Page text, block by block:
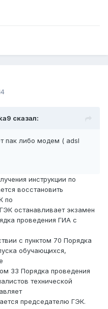
сказал:
пак либо модем ( adsl
инструкции по
восстановить
по
останавливает экзамен
проведения ГИА с
с пунктом 70 Порядка
обучающихся,
33 Порядка проведения
технической
председателю ГЭК.